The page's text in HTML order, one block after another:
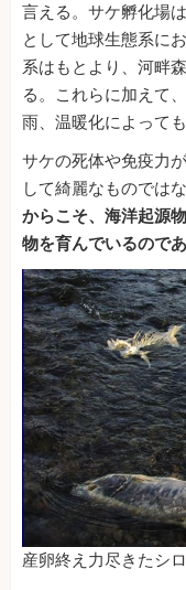
言える。サケ孵化場
として地球生態系に
系はもとより、河畔
る。これらに加えて
雨、温暖化によって
サケの死体や免疫力
して綺麗なものではな
からこそ、海洋起源
物を育んでいるのであ
産卵終え力尽きたシ